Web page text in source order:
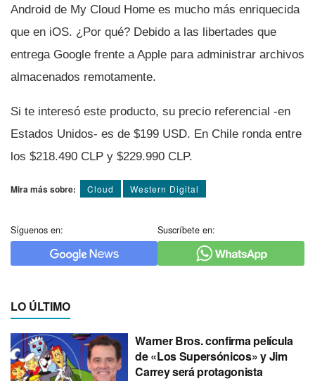
Android de My Cloud Home es mucho más enriquecida
que en iOS. ¿Por qué? Debido a las libertades que
entrega Google frente a Apple para administrar archivos
almacenados remotamente.
Si te interesó este producto, su precio referencial -en
Estados Unidos- es de $199 USD. En Chile ronda entre
los $218.490 CLP y $229.990 CLP.
Mira más sobre: Cloud Western Digital
Síguenos en: Suscríbete en:
LO ÚLTIMO
Warner Bros. confirma película
de «Los Supersónicos» y Jim
Carrey será protagonista